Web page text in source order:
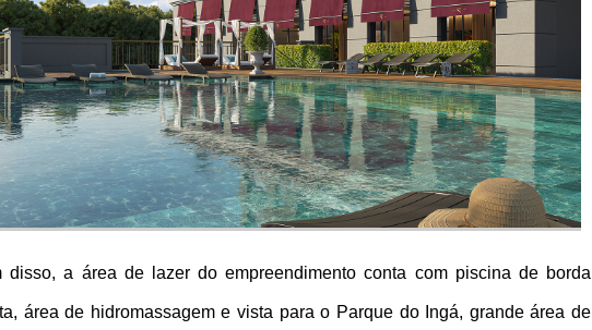
disso, a área de lazer do empreendimento conta com piscina de borda
área de hidromassagem e vista para o Parque do Ingá, grande área de